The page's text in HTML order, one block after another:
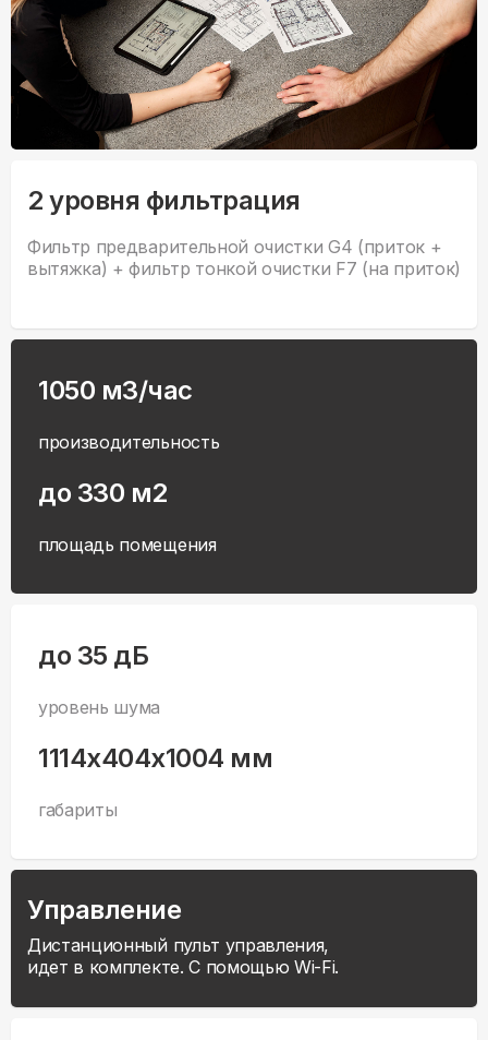
2 уровня фильтрация
Фильтр предварительной очистки G4 (приток +
вытяжка) + фильтр тонкой очистки F7 (на приток)
1050 м3/час
производительность
до 330 м2
площадь помещения
до 35 дБ
уровень шума
1114x404x1004 мм
габариты
Управление
Дистанционный пульт управления,
идет в комплекте. С помощью Wi-Fi.